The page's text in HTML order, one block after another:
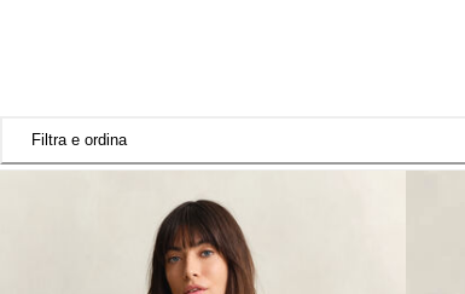
Filtra e ordina